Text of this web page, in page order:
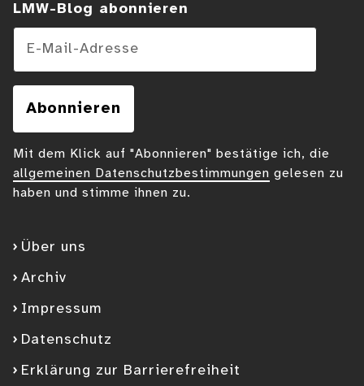
Über uns
Archiv
Impressum
Datenschutz
Erklärung zur Barrierefreiheit
LMW-Blog abonnieren
Mit dem Klick auf "Abonnieren" bestätige ich, die
allgemeinen Datenschutzbestimmungen gelesen zu
haben und stimme ihnen zu.
E-Mail-Adresse
Abonnieren